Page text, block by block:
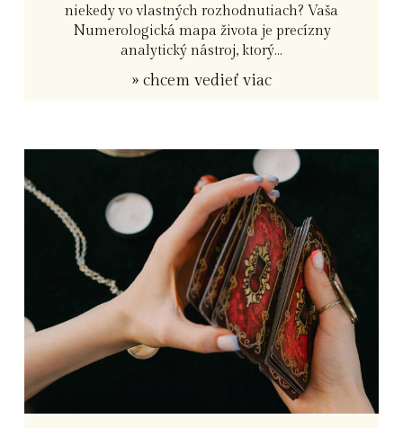
niekedy vo vlastných rozhodnutiach? Vaša
Numerologická mapa života je precízny
analytický nástroj, ktorý...
» chcem vedieť viac